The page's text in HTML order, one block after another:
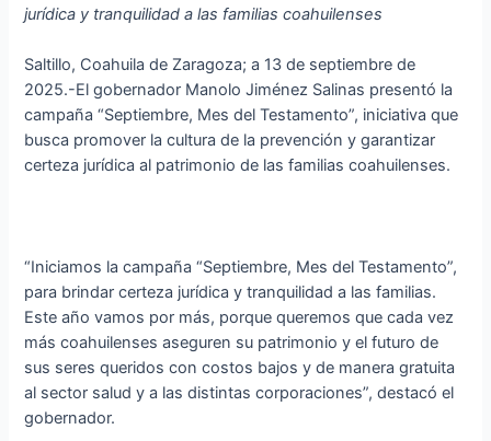
jurídica y tranquilidad a las familias coahuilenses
Saltillo, Coahuila de Zaragoza; a 13 de septiembre de
2025.-El gobernador Manolo Jiménez Salinas presentó la
campaña “Septiembre, Mes del Testamento”, iniciativa que
busca promover la cultura de la prevención y garantizar
certeza jurídica al patrimonio de las familias coahuilenses.
“Iniciamos la campaña “Septiembre, Mes del Testamento”,
para brindar certeza jurídica y tranquilidad a las familias.
Este año vamos por más, porque queremos que cada vez
más coahuilenses aseguren su patrimonio y el futuro de
sus seres queridos con costos bajos y de manera gratuita
al sector salud y a las distintas corporaciones”, destacó el
gobernador.